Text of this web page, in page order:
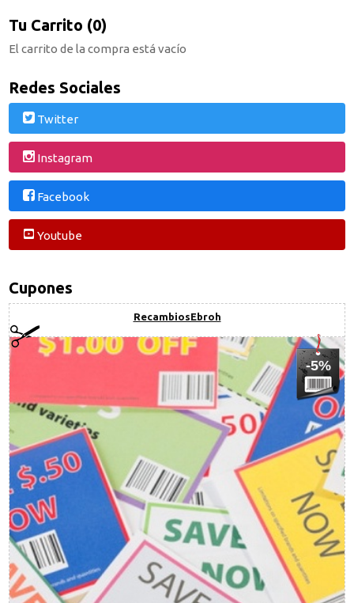
Tu Carrito (0)
El carrito de la compra está vacío
Redes Sociales
Twitter
Instagram
Facebook
Youtube
Cupones
RecambiosEbroh
-5%